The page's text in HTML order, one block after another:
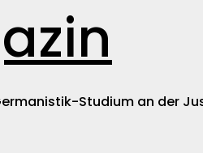
Studium an der